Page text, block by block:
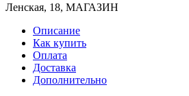
Ленская, 18, МАГАЗИН
Описание
Как купить
Оплата
Доставка
Дополнительно